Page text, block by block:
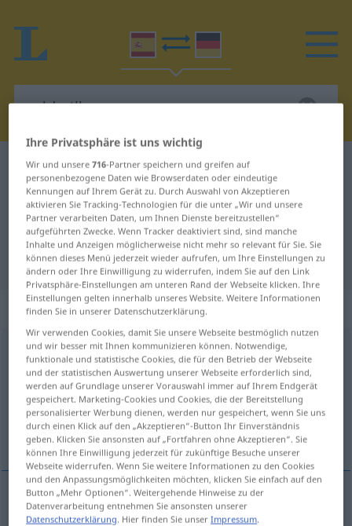
Spanisch-Deutsch Wörterbuch calderilla
Spanisch-Deutsch Übersetzung für
"calderilla"
"calderilla" Deutsch Übersetzung
„calderilla“: femenino
calderilla [kaldeˈriʎa]f
Übersicht aller Übersetzungen
(Für mehr Details die Übersetzung anklicken/antippen)
Kleingeld Weihwasserkessel
Kleingeldn calderilladinero
Ihre Privatsphäre ist uns wichtig
Wir und unsere716-Partner speichern und greifen auf
personenbezogene Daten wie Browserdaten oder eindeutige
Kennungen auf Ihrem Gerät zu. Durch Auswahl von Akzeptieren
aktivieren Sie Tracking-Technologien für die unter „Wir und unsere
Partner verarbeiten Daten, um Ihnen Dienste bereitzustellen“
aufgeführten Zwecke. Wenn Tracker deaktiviert sind, sind manche
Inhalte und Anzeigen möglicherweise nicht mehr so relevant für Sie. Sie
können dieses Menü jederzeit wieder aufrufen, um Ihre Einstellungen zu
ändern oder Ihre Einwilligung zu widerrufen, indem Sie auf den Link
Privatsphäre-Einstellungen am unteren Rand der Webseite klicken. Ihre
Einstellungen gelten innerhalb unseres Website. Weitere Informationen
finden Sie in unserer Datenschutzerklärung.
Wir verwenden Cookies, damit Sie unsere Webseite bestmöglich nutzen
und wir besser mit Ihnen kommunizieren können. Notwendige,
funktionale und statistische Cookies, die für den Betrieb der Webseite
und der statistischen Auswertung unserer Webseite erforderlich sind,
werden auf Grundlage unserer Vorauswahl immer auf Ihrem Endgerät
gespeichert. Marketing-Cookies und Cookies, die der Bereitstellung
personalisierter Werbung dienen, werden nur gespeichert, wenn Sie uns
durch einen Klick auf den „Akzeptieren“-Button Ihr Einverständnis
geben. Klicken Sie ansonsten auf „Fortfahren ohne Akzeptieren“. Sie
können Ihre Einwilligung jederzeit für zukünftige Besuche unserer
Webseite widerrufen. Wenn Sie weitere Informationen zu den Cookies
und den Anpassungsmöglichkeiten möchten, klicken Sie einfach auf den
Button „Mehr Optionen“. Weitergehende Hinweise zu der
Datenverarbeitung entnehmen Sie ansonsten unserer
Datenschutzerklärung. Hier finden Sie unserImpressum.